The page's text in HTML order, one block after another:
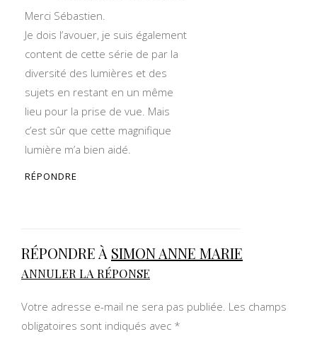
Merci Sébastien.
Je dois l’avouer, je suis également
content de cette série de par la
diversité des lumières et des
sujets en restant en un même
lieu pour la prise de vue. Mais
c’est sûr que cette magnifique
lumière m’a bien aidé.
RÉPONDRE
RÉPONDRE À SIMON ANNE MARIE
ANNULER LA RÉPONSE
Votre adresse e-mail ne sera pas publiée. Les champs
obligatoires sont indiqués avec *